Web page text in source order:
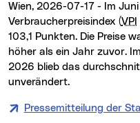
Wien, 2026-07-17 - Im Juni 2026 lag der
Verbraucherpreisindex (VPI
103,1 Punkten. Die Preise
höher als ein Jahr zuvor.
2026 blieb das
unverändert.
Pressemitteilung der